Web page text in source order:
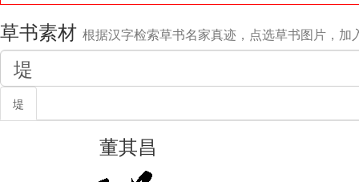
草书素材 根据汉字检索草书名家真迹，点选草书图片，加
堤
董其昌